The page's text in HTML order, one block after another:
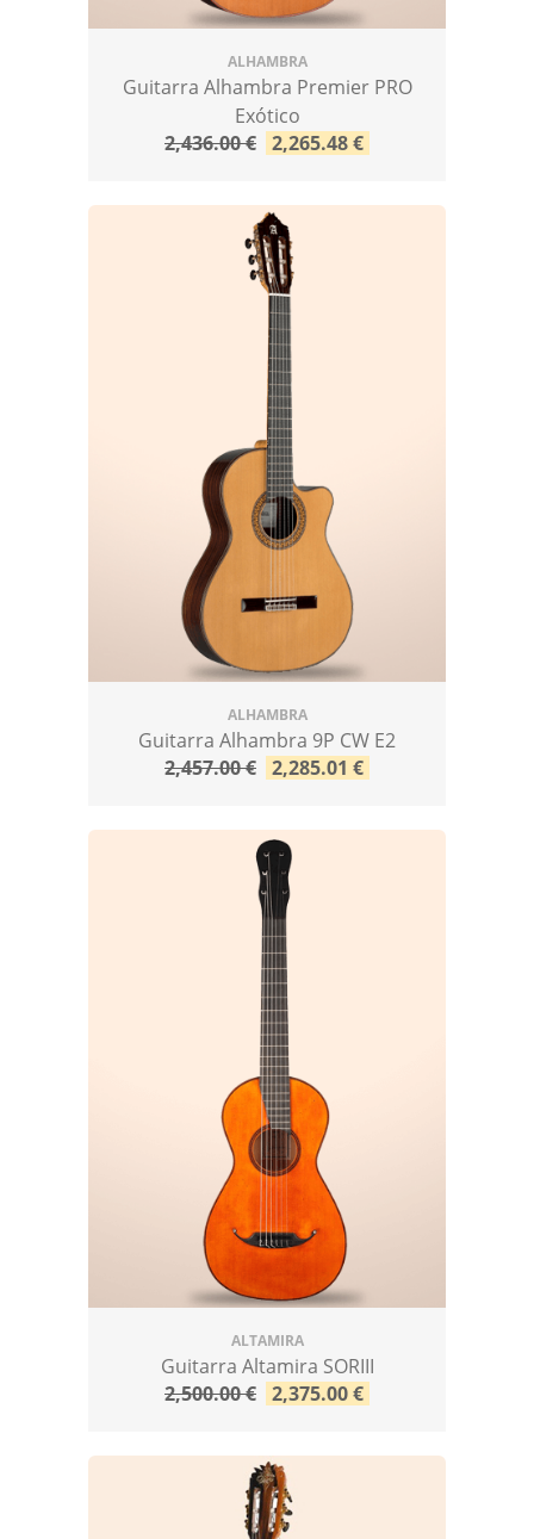
ALHAMBRA
Guitarra Alhambra Premier PRO
Exótico
2,436.00€ 2,265.48€
ALHAMBRA
Guitarra Alhambra 9P CW E2
2,457.00€ 2,285.01 €
ALTAMIRA
Guitarra Altamira SORIII
2,500.00€ 2,375.00€